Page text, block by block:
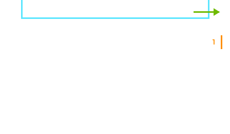
1